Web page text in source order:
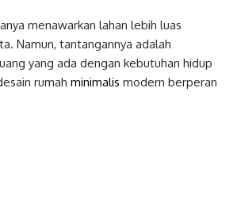
menawarkan lahan lebih luas
Namun, tantangannya adalah
yang ada dengan kebutuhan hidup
rumah minimalis modern berperan